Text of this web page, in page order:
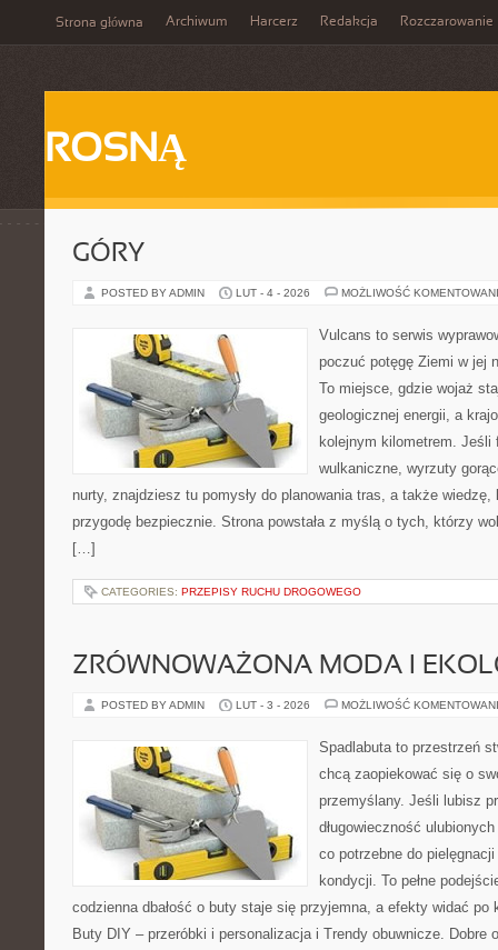
Strona główna Archiwum Harcerz Redakcja Rozczarowanie
ROSNĄ
GÓRY
POSTED BY ADMIN LUT - 4 - 2026 MOŻLIWOŚĆ
Vulcans to serwis
poczuć potęgę Ziemi w jej
To miejsce, gdzie wojaż
geologicznej energii, a
kolejnym kilometrem.
wulkaniczne, wyrzuty
nurty, znajdziesz tu pomysły do planowania tras, a także
przygodę bezpiecznie. Strona powstała z myślą o tych, którzy
[…]
CATEGORIES: PRZEPISY RUCHU DROGOWEGO
ZRÓWNOWAŻONA MODA I
POSTED BY ADMIN LUT - 3 - 2026 MOŻLIWOŚĆ
Spadlabuta to przestrzeń
chcą zaopiekować się o
przemyślany. Jeśli lubisz
długowieczność
co potrzebne do
kondycji. To pełne
codzienna dbałość o buty staje się przyjemna, a efekty widać
Buty DIY – przeróbki i personalizacja i Trendy obuwnicze.